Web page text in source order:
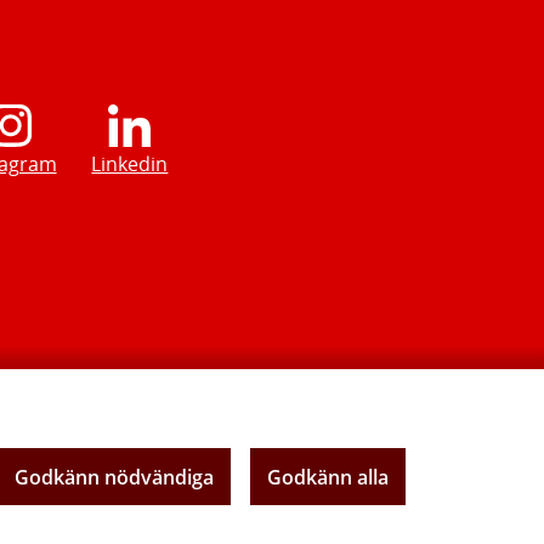
Godkänn nödvändiga Godkänn alla
Linkedin